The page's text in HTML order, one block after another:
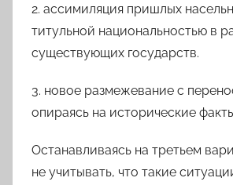
2. ассимиляция пришлых
титульной национальностью в
существующих государств.
3. новое размежевание с
опираясь на исторические
Останавливаясь на третьем
не учитывать, что такие